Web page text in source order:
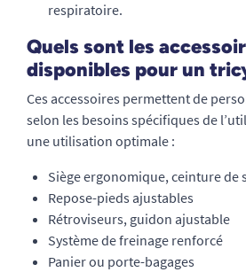
respiratoire.
Quels sont les
disponibles pour un
Ces accessoires permettent de
selon les besoins spécifiques de
une utilisation optimale :
Siège ergonomique, ceinture de
Repose-pieds ajustables
Rétroviseurs, guidon ajustable
Système de freinage renforcé
Panier ou porte-bagages